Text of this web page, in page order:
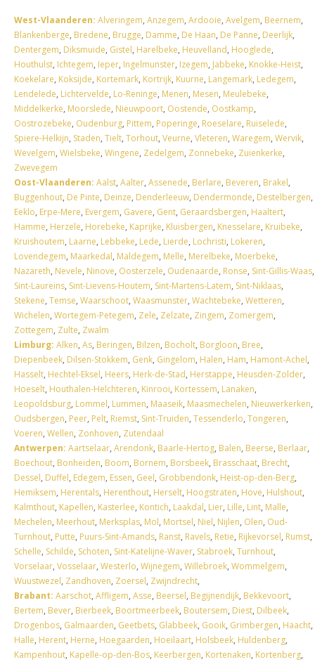
West-Vlaanderen: Alveringem, Anzegem, Ardooie, Avelgem, Beernem,
Blankenberge, Bredene, Brugge, Damme, De Haan, De Panne, Deerlijk,
Dentergem, Diksmuide, Gistel, Harelbeke, Heuvelland, Hooglede,
Houthulst, Ichtegem, Ieper, Ingelmunster, Izegem, Jabbeke, Knokke-Heist,
Koekelare, Koksijde, Kortemark, Kortrijk, Kuurne, Langemark, Ledegem,
Lendelede, Lichtervelde, Lo-Reninge, Menen, Mesen, Meulebeke,
Middelkerke, Moorslede, Nieuwpoort, Oostende, Oostkamp,
Oostrozebeke, Oudenburg, Pittem, Poperinge, Roeselare, Ruiselede,
Spiere-Helkijn, Staden, Tielt, Torhout, Veurne, Vleteren, Waregem, Wervik,
Wevelgem, Wielsbeke, Wingene, Zedelgem, Zonnebeke, Zuienkerke,
Zwevegem
Oost-Vlaanderen: Aalst, Aalter, Assenede, Berlare, Beveren, Brakel,
Buggenhout, De Pinte, Deinze, Denderleeuw, Dendermonde, Destelbergen,
Eeklo, Erpe-Mere, Evergem, Gavere, Gent, Geraardsbergen, Haaltert,
Hamme, Herzele, Horebeke, Kaprijke, Kluisbergen, Knesselare, Kruibeke,
Kruishoutem, Laarne, Lebbeke, Lede, Lierde, Lochristi, Lokeren,
Lovendegem, Maarkedal, Maldegem, Melle, Merelbeke, Moerbeke,
Nazareth, Nevele, Ninove, Oosterzele, Oudenaarde, Ronse, Sint-Gillis-Waas,
Sint-Laureins, Sint-Lievens-Houtem, Sint-Martens-Latem, Sint-Niklaas,
Stekene, Temse, Waarschoot, Waasmunster, Wachtebeke, Wetteren,
Wichelen, Wortegem-Petegem, Zele, Zelzate, Zingem, Zomergem,
Zottegem, Zulte, Zwalm
Limburg: Alken, As, Beringen, Bilzen, Bocholt, Borgloon, Bree,
Diepenbeek, Dilsen-Stokkem, Genk, Gingelom, Halen, Ham, Hamont-Achel,
Hasselt, Hechtel-Eksel, Heers, Herk-de-Stad, Herstappe, Heusden-Zolder,
Hoeselt, Houthalen-Helchteren, Kinrooi, Kortessem, Lanaken,
Leopoldsburg, Lommel, Lummen, Maaseik, Maasmechelen, Nieuwerkerken,
Oudsbergen, Peer, Pelt, Riemst, Sint-Truiden, Tessenderlo, Tongeren,
Voeren, Wellen, Zonhoven, Zutendaal
Antwerpen: Aartselaar, Arendonk, Baarle-Hertog, Balen, Beerse, Berlaar,
Boechout, Bonheiden, Boom, Bornem, Borsbeek, Brasschaat, Brecht,
Dessel, Duffel, Edegem, Essen, Geel, Grobbendonk, Heist-op-den-Berg,
Hemiksem, Herentals, Herenthout, Herselt, Hoogstraten, Hove, Hulshout,
Kalmthout, Kapellen, Kasterlee, Kontich, Laakdal, Lier, Lille, Lint, Malle,
Mechelen, Meerhout, Merksplas, Mol, Mortsel, Niel, Nijlen, Olen, Oud-
Turnhout, Putte, Puurs-Sint-Amands, Ranst, Ravels, Retie, Rijkevorsel, Rumst,
Schelle, Schilde, Schoten, Sint-Katelijne-Waver, Stabroek, Turnhout,
Vorselaar, Vosselaar, Westerlo, Wijnegem, Willebroek, Wommelgem,
Wuustwezel, Zandhoven, Zoersel, Zwijndrecht,
Brabant: Aarschot, Affligem, Asse, Beersel, Begijnendijk, Bekkevoort,
Bertem, Bever, Bierbeek, Boortmeerbeek, Boutersem, Diest, Dilbeek,
Drogenbos, Galmaarden, Geetbets, Glabbeek, Gooik, Grimbergen, Haacht,
Halle, Herent, Herne, Hoegaarden, Hoeilaart, Holsbeek, Huldenberg,
Kampenhout, Kapelle-op-den-Bos, Keerbergen, Kortenaken, Kortenberg,